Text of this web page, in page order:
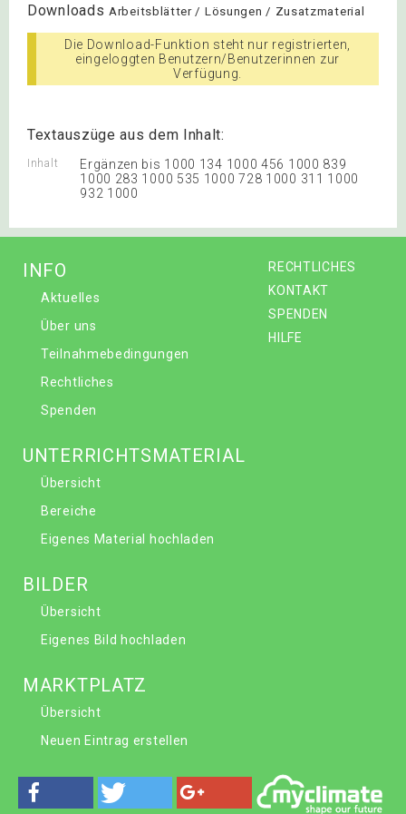
Downloads Arbeitsblätter / Lösungen / Zusatzmaterial
Die Download-Funktion steht nur registrierten,
eingeloggten Benutzern/Benutzerinnen zur
Verfügung.
Textauszüge aus dem Inhalt:
Inhalt
Ergänzen bis 1000 134 1000 456 1000 839
1000 283 1000 535 1000 728 1000 311 1000
932 1000
RECHTLICHES
KONTAKT
SPENDEN
HILFE
INFO
Aktuelles
Über uns
Teilnahmebedingungen
Rechtliches
Spenden
UNTERRICHTSMATERIAL
Übersicht
Bereiche
Eigenes Material hochladen
BILDER
Übersicht
Eigenes Bild hochladen
MARKTPLATZ
Übersicht
Neuen Eintrag erstellen